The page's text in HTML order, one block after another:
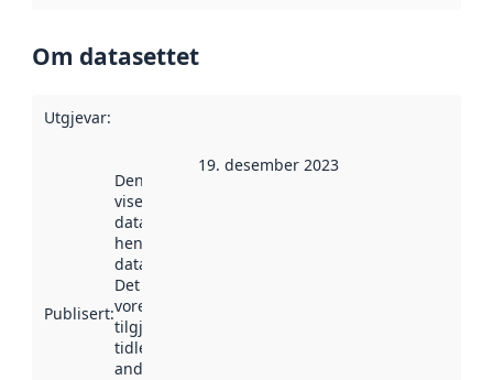
Om datasettet
Utgjevar:
Publisert:
Denne datoen
viser når
datasettet vart
henta inn av
data.norge.no.
Det kan ha
vore
tilgjengeleg
tidlegare
andre stader.
19. desember 2023